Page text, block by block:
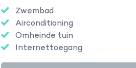
Zwembad
Airconditioning
Omheinde tuin
Internettoegang